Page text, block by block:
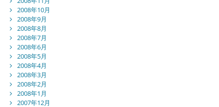
2008年10月
2008年9月
2008年8月
2008年7月
2008年6月
2008年5月
2008年4月
2008年3月
2008年2月
2008年1月
2007年12月